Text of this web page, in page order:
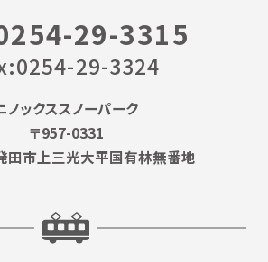
29-3315
29-3324
ノックススノーパーク
〒957-0331
田市上三光大平国有林無番地